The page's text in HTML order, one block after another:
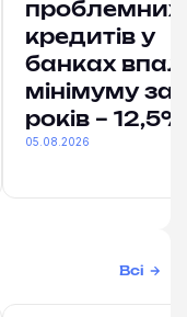
проблемних
кредитів у
банках
мінімуму за
років – 12,5%
05.08.2026
Всі